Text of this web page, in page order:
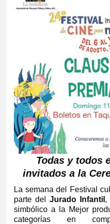
Todas y todos
invitados a la
La semana del Festival
parte delJurado Infantil ,
simbólico a la Mejor
categorías en